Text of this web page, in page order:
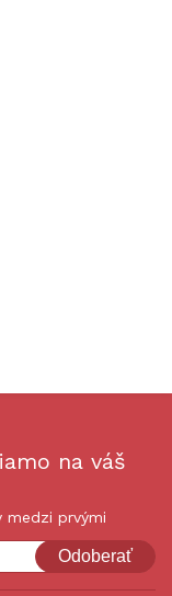
na váš
medzi prvými
Odoberať